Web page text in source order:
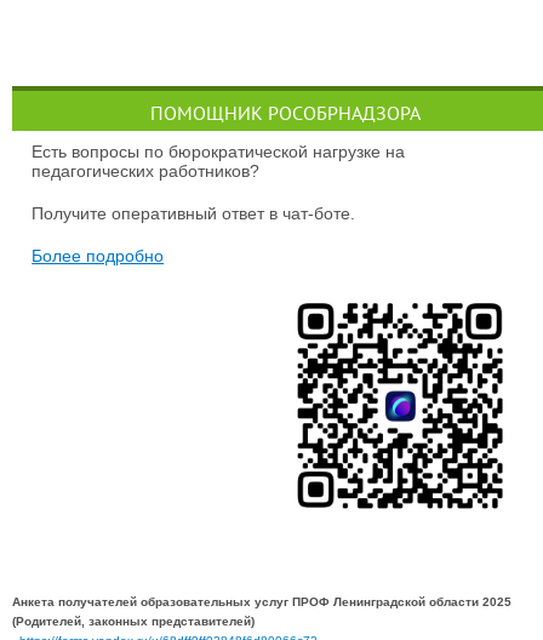
ПОМОЩНИК РОСОБРНАДЗОРА
Есть вопросы по бюрократической нагрузке на
педагогических работников?
Получите оперативный ответ в чат-боте.
Более подробно
Анкета получателей образовательных услуг ПРОФ Ленинградской области 2025
(Родителей, законных представителей)